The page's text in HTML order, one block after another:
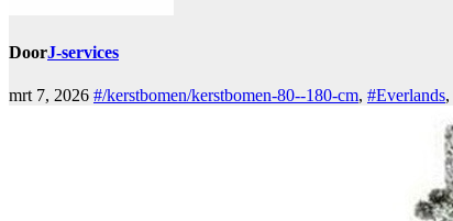
DoorJ-services
mrt 7, 2026 #/kerstbomen/kerstbomen-80--180-cm, #Everlands,